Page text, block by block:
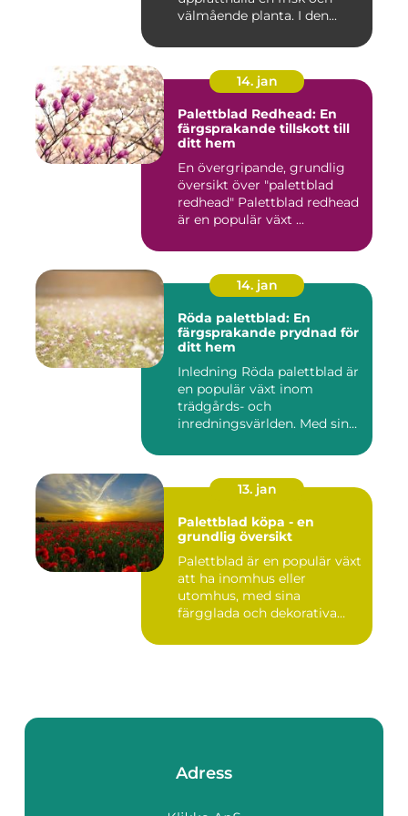
välmående planta. I den...
14. jan
Palettblad Redhead: En
färgsprakande tillskott till
ditt hem
En övergripande, grundlig
översikt över "palettblad
redhead" Palettblad redhead
är en populär växt ...
14. jan
Röda palettblad: En
färgsprakande prydnad för
ditt hem
Inledning Röda palettblad är
en populär växt inom
trädgårds- och
inredningsvärlden. Med sina
13. jan
Palettblad köpa - en
grundlig översikt
Palettblad är en populär växt
att ha inomhus eller
utomhus, med sina
färgglada och dekorativa
Adress